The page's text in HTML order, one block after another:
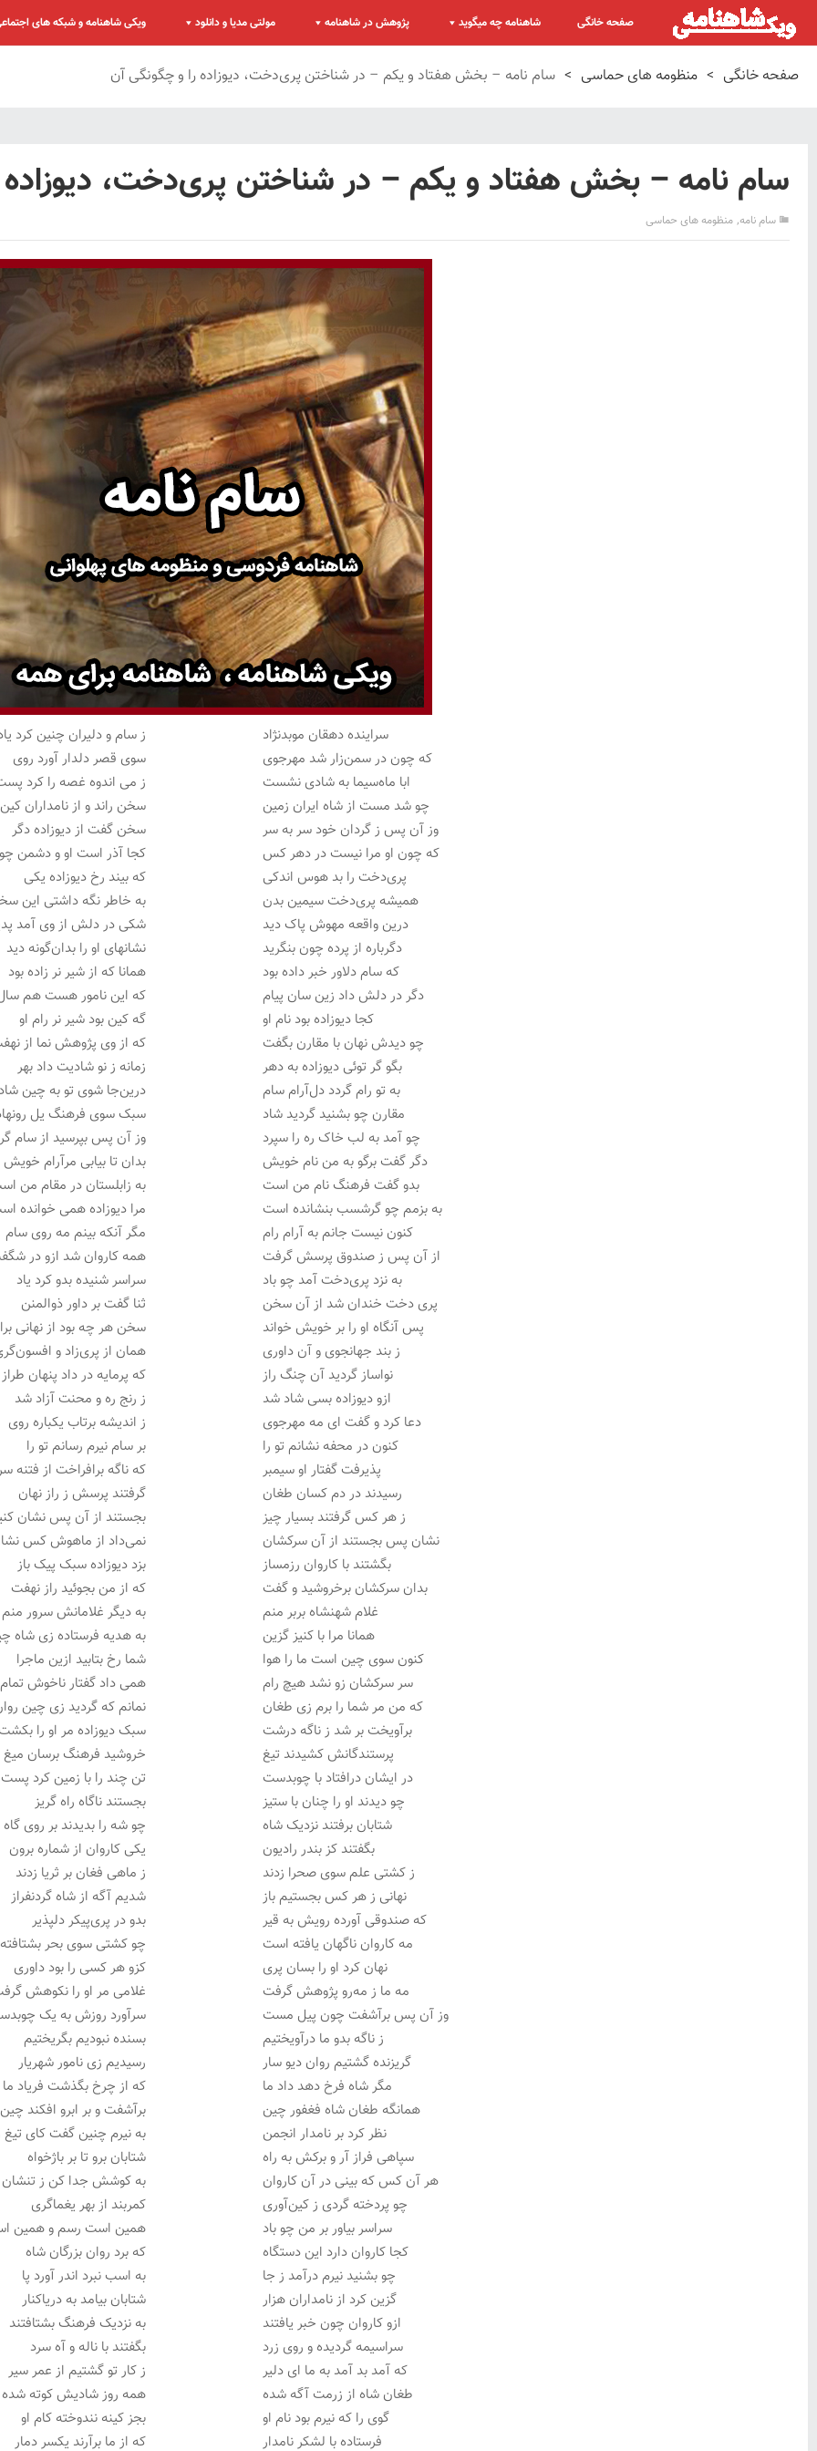
صفحه خانگی شاهنامه چه میگوید پژوهش در شاهنامه مولتی مدیا و دانلود ویکی شاهنامه و شبکه های
صفحه خانگی > منظومه های حماسی > سام نامه – بخش هفتاد و یکم – در شناختن پری‌دخت، دیوزاده را و چگونگی آن
سام نامه – بخش هفتاد و یکم – در شناختن پری‌دخت،
سام نامه, منظومه های حماسی
سراینده دهقان موبدنژاد
ز سام و دلیران چنین کرد
که چون در سمن‌زار شد مهرجوی
سوی قصر دلدار آورد روی
ابا ماه‌سیما به شادی نشست
ز می اندوه غصه را کرد
چو شد مست از شاه ایران زمین
سخن راند و از نامداران کین
وز آن پس ز گردان خود سر به سر
سخن گفت از دیوزاده دگر
که چون او مرا نیست در دهر کس
کجا آذر است او و دشمن
پری‌دخت را بد هوس اندکی
که بیند رخ دیوزاده یکی
همیشه پری‌دخت سیمین بدن
به خاطر نگه داشتی این
درین واقعه مهوش پاک دید
شکی در دلش از وی آمد
دگرباره از پرده چون بنگرید
نشانهای او را بدان‌گونه دید
که سام دلاور خبر داده بود
همانا که از شیر نر زاده بود
دگر در دلش داد زین سان پیام
که این نامور هست هم
کجا دیوزاده بود نام او
گه کین بود شیر نر رام او
چو دیدش نهان با مقارن بگفت
که از وی پژوهش نما از
بگو گر توئی دیوزاده به دهر
زمانه ز نو شادیت داد بهر
به تو رام گردد دل‌آرام سام
درین‌جا شوی تو به چین
مقارن چو بشنید گردید شاد
سبک سوی فرهنگ یل
چو آمد به لب خاک ره را سپرد
وز آن پس بپرسید از سام
دگر گفت برگو به من نام خویش
بدان تا بیابی مرآرام خویش
بدو گفت فرهنگ نام من است
به زابلستان در مقام من
به بزمم چو گرشسب بنشانده است
مرا دیوزاده همی خوانده
کنون نیست جانم به آرام رام
مگر آنکه بینم مه روی سام
از آن پس ز صندوق پرسش گرفت
همه کاروان شد ازو در
به نزد پری‌دخت آمد چو باد
سراسر شنیده بدو کرد یاد
پری دخت خندان شد از آن سخن
ثنا گفت بر داور ذوالمنن
پس آنگاه او را بر خویش خواند
سخن هر چه بود از نهانی
ز بند جهانجوی و آن داوری
همان از پری‌زاد و
نواساز گردید آن چنگ راز
که پرمایه در داد پنهان طراز
ازو دیوزاده بسی شاد شد
ز رنج ره و محنت آزاد شد
دعا کرد و گفت ای مه مهرجوی
ز اندیشه برتاب یکباره روی
کنون در محفه نشانم تو را
بر سام نیرم رسانم تو را
پذیرفت گفتار او سیمبر
که ناگه برافراخت از فتنه
رسیدند در دم کسان طغان
گرفتند پرسش ز راز نهان
ز هر کس گرفتند بسیار چیز
بجستند از آن پس نشان
نشان پس بجستند از آن سرکشان
نمی‌داد از ماهوش کس
بگشتند با کاروان رزمساز
بزد دیوزاده سبک پیک باز
بدان سرکشان برخروشید و گفت
که از من بجوئید راز نهفت
غلام شهنشاه بربر منم
به دیگر غلامانش سرور منم
همانا مرا با کنیز گزین
به هدیه فرستاده زی شاه
کنون سوی چین است ما را هوا
شما رخ بتابید ازین ماجرا
سر سرکشان زو نشد هیچ رام
همی داد گفتار ناخوش تمام
که من مر شما را برم زی طغان
نمانم که گردید زی چین
برآویخت بر شد ز ناگه درشت
سبک دیوزاده مر او را بکشت
پرستندگانش کشیدند تیغ
خروشید فرهنگ برسان میغ
در ایشان درافتاد با چوبدست
تن چند را با زمین کرد پست
چو دیدند او را چنان با ستیز
بجستند ناگاه راه گریز
شتابان برفتند نزدیک شاه
چو شه را بدیدند بر روی گاه
بگفتند کز بندر رادیون
یکی کاروان از شماره برون
ز کشتی علم سوی صحرا زدند
ز ماهی فغان بر ثریا زدند
نهانی ز هر کس بجستیم باز
شدیم آگه از شاه گردنفراز
که صندوقی آورده رویش به قیر
بدو در پری‌پیکر دلپذیر
مه کاروان ناگهان یافته است
چو کشتی سوی بحر
نهان کرد او را بسان پری
کزو هر کسی را بود داوری
مه ما ز مه‌رو پژوهش گرفت
غلامی مر او را نکوهش
وز آن پس برآشفت چون پیل مست
سرآورد روزش به یک
ز ناگه بدو ما درآویختیم
بسنده نبودیم بگریختیم
گریزنده گشتیم روان دیو سار
رسیدیم زی نامور شهریار
مگر شاه فرخ دهد داد ما
که از چرخ بگذشت فریاد ما
همانگه طغان شاه فغفور چین
برآشفت و بر ابرو افکند چین
نظر کرد بر نامدار انجمن
به نیرم چنین گفت کای
سپاهی فراز آر و برکش به راه
شتابان برو تا بر باژخواه
هر آن کس که بینی در آن کاروان
به کوشش جدا کن ز تنشان
چو پردخته گردی ز کین‌آوری
کمربند از بهر یغماگری
سراسر بیاور بر من چو باد
همین است رسم و همین
کجا کاروان دارد این دستگاه
که برد روان بزرگان شاه
چو بشنید نیرم درآمد ز جا
به اسب نبرد اندر آورد پا
گزین کرد از نامداران هزار
شتابان بیامد به دریاکنار
ازو کاروان چون خبر یافتند
به نزدیک فرهنگ بشتافتند
سراسیمه گردیده و روی زرد
بگفتند با ناله و آه سرد
که آمد بد آمد به ما ای دلیر
ز کار تو گشتیم از عمر سیر
طغان شاه از زرمت آگه شده
همه روز شادیش کوته شده
گوی را که نیرم بود نام او
بجز کینه نندوخته کام او
فرستاده با لشکر نامدار
که از ما برآرند یکسر دمار